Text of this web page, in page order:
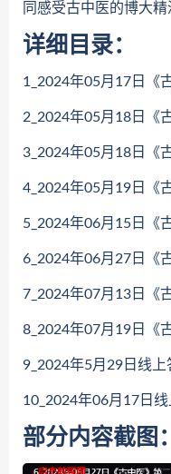
同感受古中医的博大精
详细目录：
1_2024年05月17日《
2_2024年05月18日《
3_2024年05月18日《
4_2024年05月19日《
5_2024年06月15日《
6_2024年06月27日《
7_2024年07月13日《
8_2024年07月19日《
9_2024年5月29日线上
10_2024年06月17日
部分内容截图：